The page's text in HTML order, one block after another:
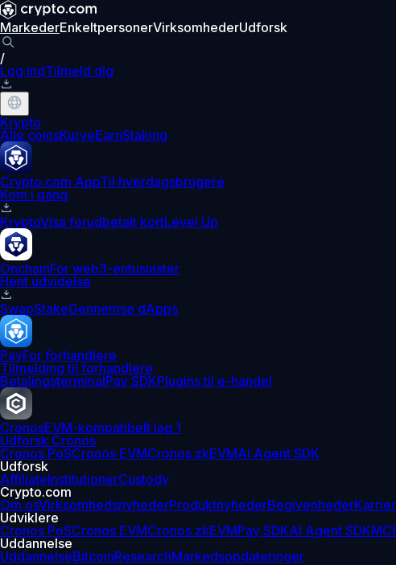
MarkederEnkeltpersonerVirksomhederUdforsk
/
Log indTilmeld dig
Krypto
Alle coinsKurveEarnStaking
Crypto.com AppTil hverdagsbrugere
Kom i gang
KryptoVisa forudbetalt kortLevel Up
OnchainFor web3-entusiaster
Hent udvidelse
SwapStakeGennemse dApps
PayFor forhandlere
Tilmelding til forhandlere
BetalingsterminalPay SDKPlugins til e-handel
CronosEVM-kompatibelt lag 1
Udforsk Cronos
Cronos PoSCronos EVMCronos zkEVMAI Agent SDK
Udforsk
AffiliateInstitutionerCustody
Crypto.com
Om osVirksomhedsnyhederProduktnyhederBegivenheder
Udviklere
Cronos PoSCronos EVMCronos zkEVMPay SDKAI Agent SDK
Uddannelse
UddannelseBitcoinResearchMarkedsopdateringer